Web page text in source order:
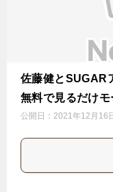
佐藤健とSUGAR
無料で見るだけモ
公開日： 2021年12月16